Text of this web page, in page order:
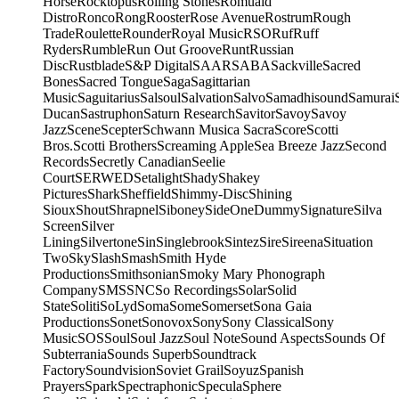
DistroRoncoRongRoosterRose AvenueRostrumRough
TradeRouletteRounderRoyal MusicRSORufRuff
RydersRumbleRun Out GrooveRuntRussian
DiscRustbladeS&P DigitalSAARSABASackvilleSacred
BonesSacred TongueSagaSagittarian
MusicSaguitariusSalsoulSalvationSalvoSamadhisoundSamurai
DucanSastruphonSaturn ResearchSavitorSavoySavoy
JazzSceneScepterSchwann Musica SacraScoreScotti
Bros.Scotti BrothersScreaming AppleSea Breeze JazzSecond
RecordsSecretly CanadianSeelie
CourtSERWEDSetalightShadyShakey
PicturesSharkSheffieldShimmy-DiscShining
SiouxShoutShrapnelSiboneySideOneDummySignatureSilva
ScreenSilver
LiningSilvertoneSinSinglebrookSintezSireSireenaSituation
TwoSkySlashSmashSmith Hyde
ProductionsSmithsonianSmoky Mary Phonograph
CompanySMSSNCSo RecordingsSolarSolid
StateSolitiSoLydSomaSomeSomersetSona Gaia
ProductionsSonetSonovoxSonySony ClassicalSony
MusicSOSSoulSoul JazzSoul NoteSound AspectsSounds Of
SubterraniaSounds SuperbSoundtrack
FactorySoundvisionSoviet GrailSoyuzSpanish
PrayersSparkSpectraphonicSpeculaSphere